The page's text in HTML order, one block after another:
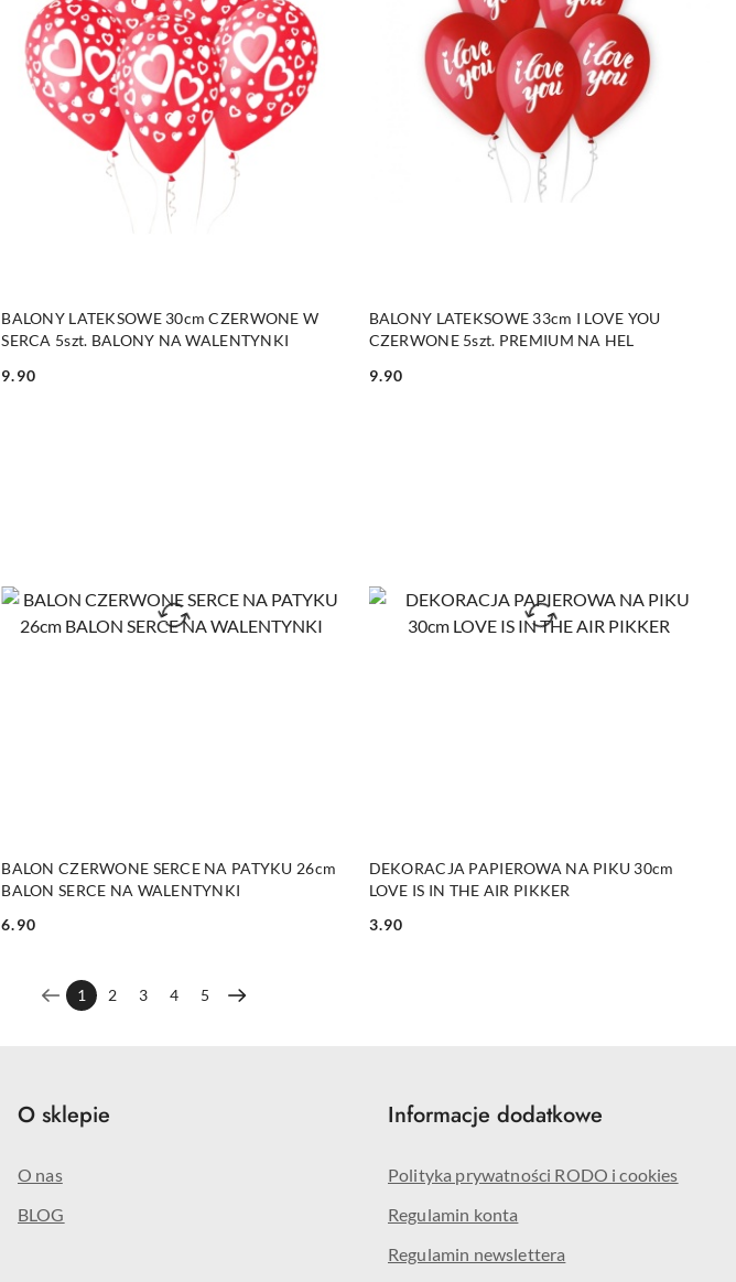
BALONY LATEKSOWE 30cm CZERWONE W
SERCA 5szt. BALONY NA WALENTYNKI
Cena:
9.90
BALONY LATEKSOWE 33cm I LOVE YOU
CZERWONE 5szt. PREMIUM NA HEL
Cena:
9.90
BALON CZERWONE SERCE NA PATYKU 26cm
BALON SERCE NA WALENTYNKI
Cena:
6.90
DEKORACJA PAPIEROWA NA PIKU 30cm
LOVE IS IN THE AIR PIKKER
Cena:
3.90
1 2 3 4 5
O sklepie
O nas
BLOG
Informacje dodatkowe
Polityka prywatności RODO i cookies
Regulamin konta
Regulamin newslettera